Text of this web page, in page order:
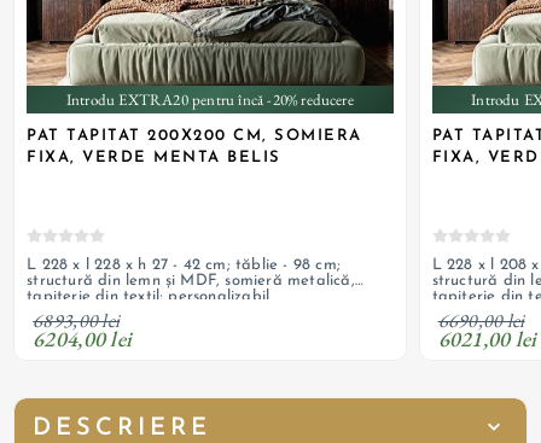
Introdu EXTRA20 pentru încă -20% reducere
PAT TAPITAT 200X200 CM, SOMIERA
FIXA, VERDE MENTA BELIS
L 228 x l 228 x h 27 - 42 cm; tăblie - 98 cm;
structură din lemn și MDF, somieră metalică,
tapițerie din textil; personalizabil
6893,00 lei
6204,00 lei
Introdu
PAT
FIXA,
L 228 x l 208
structură din
tapițerie din
6690,00 lei
6021,00 lei
DESCRIERE